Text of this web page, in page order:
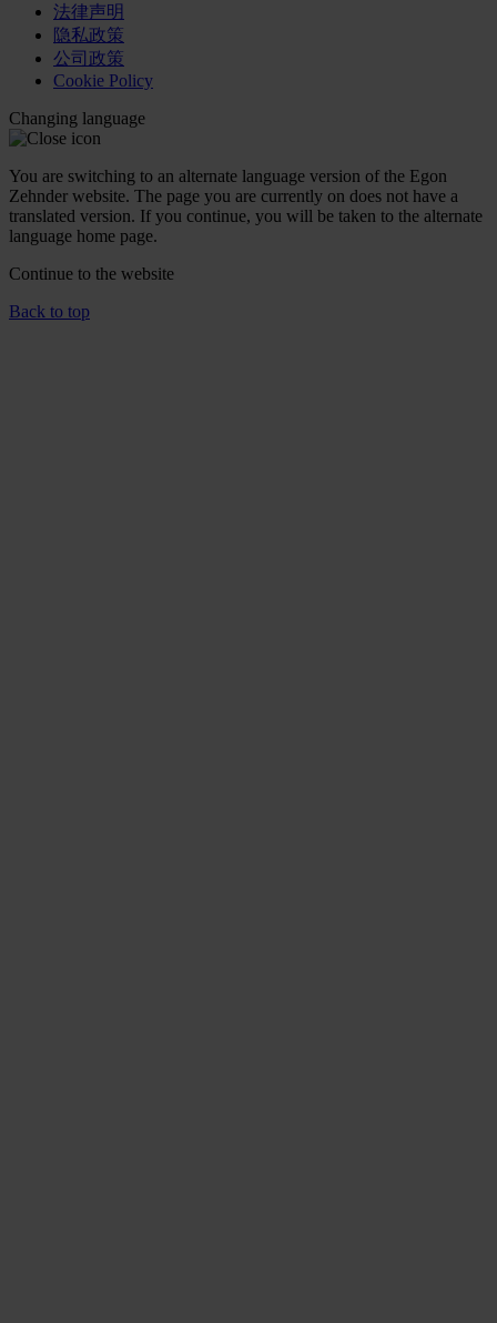
法律声明
隐私政策
公司政策
Cookie Policy
Changing language
You are switching to an alternate language version of the Egon
Zehnder website. The page you are currently on does not have a
translated version. If you continue, you will be taken to the alternate
language home page.
Continue to the website
Back to top